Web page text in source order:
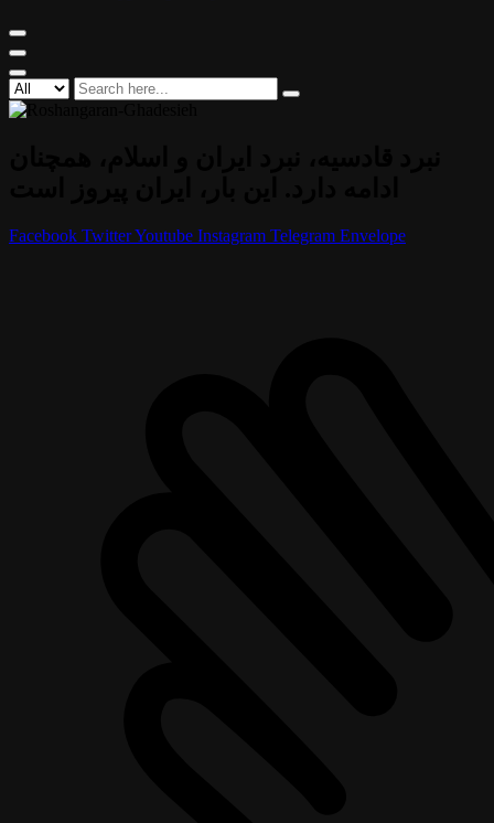
Facebook TwitterYoutube Instagram Telegram Envelope